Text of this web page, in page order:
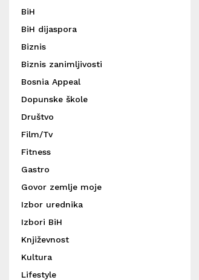
BiH
BiH dijaspora
Biznis
Biznis zanimljivosti
Bosnia Appeal
Dopunske škole
Društvo
Film/Tv
Fitness
Gastro
Govor zemlje moje
Izbor urednika
Izbori BiH
Književnost
Kultura
Lifestyle